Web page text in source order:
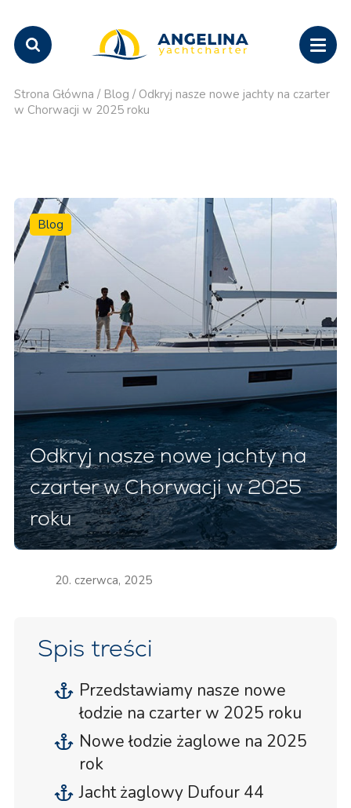
Strona Główna / Blog / Odkryj nasze nowe jachty na czarter
w Chorwacji w 2025 roku
Blog
Odkryj nasze nowe jachty na
czarter w Chorwacji w 2025
roku
20. czerwca, 2025
Spis treści
Przedstawiamy nasze nowe
łodzie na czarter w 2025 roku
Nowe łodzie żaglowe na 2025
rok
Jacht żaglowy Dufour 44